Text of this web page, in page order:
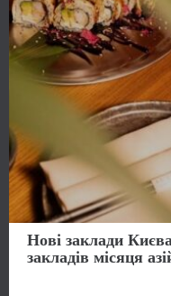
Нові заклади
закладів місяця